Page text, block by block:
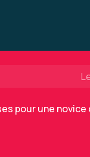
pour une novice